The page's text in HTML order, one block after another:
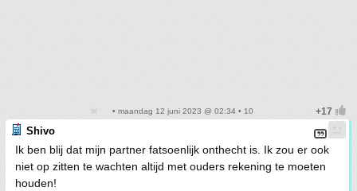
• maandag 12 juni 2023 @ 02:34 • 10
Shivo
Ik ben blij dat mijn partner fatsoenlijk onthecht is. Ik zou er ook
niet op zitten te wachten altijd met ouders rekening te moeten
houden!